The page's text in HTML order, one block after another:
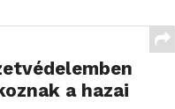
a hazai